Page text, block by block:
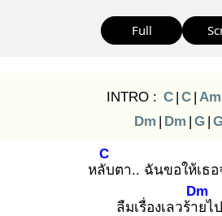
Full
INTRO : C | C | Am
Dm | Dm | G |
หลับ
C
ตา.. ฉันขอให้เธอ
ลืมเรื่องเลวร้าย
Dm
ไ